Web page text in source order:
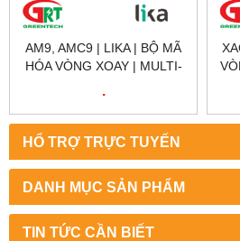
HỔ TRỢ TRỰC TUYẾN
DANH MỤC SẢN PHẨM
TIN TỨC CẦN BIẾT
AM9, AMC9 | LIKA | BỘ MÃ
HÓA VÒNG XOAY | MULTI-
.